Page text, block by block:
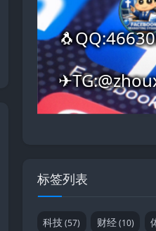
标签列表
科技(57) 财经(10)